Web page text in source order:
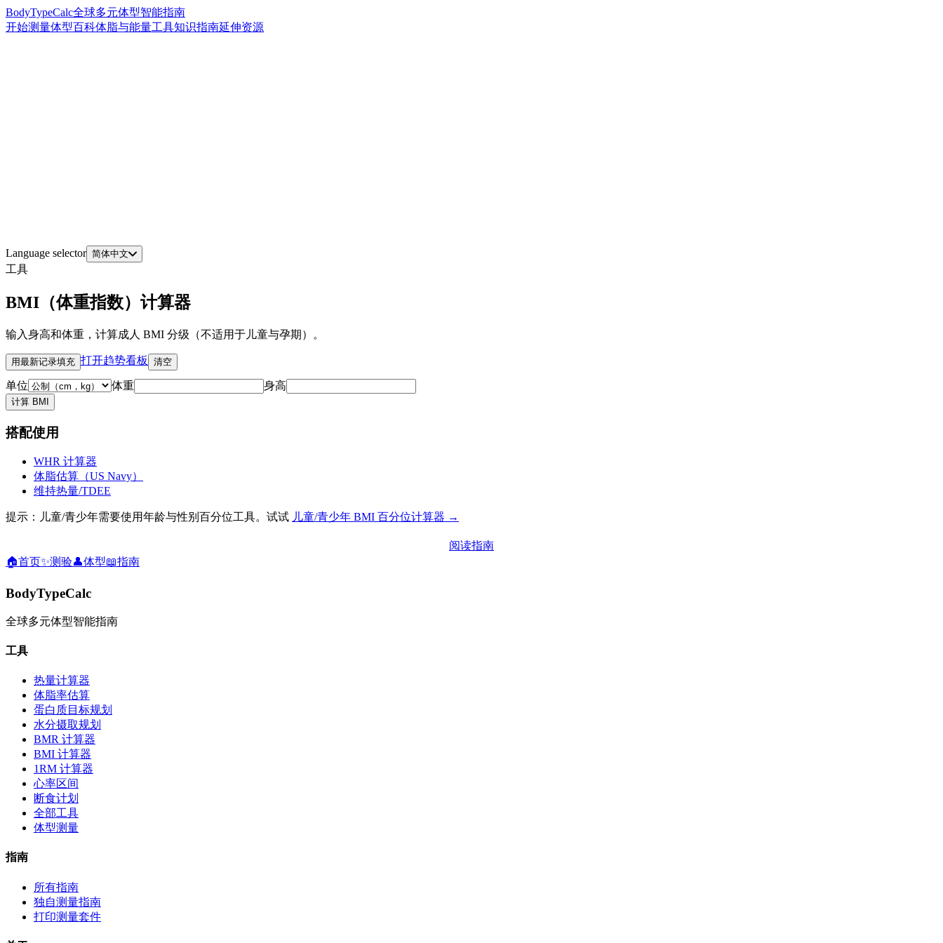
BodyTypeCalc全球多元体型智能指南
开始测量体型百科体脂与能量工具知识指南延伸资源
Language selector 简体中文
工具
BMI（体重指数）计算器
输入身高和体重，计算成人 BMI 分级（不适用于儿童与孕期）。
用最新记录填充 打开趋势看板 清空
单位 体重 身高
计算 BMI
搭配使用
WHR 计算器
体脂估算（US Navy）
维持热量/TDEE
提示：儿童/青少年需要使用年龄与性别百分位工具。试试 儿童/青少年 BMI 百分位计算器 →
阅读指南
🏠首页✨测验👤体型📖指南
BodyTypeCalc
全球多元体型智能指南
工具
热量计算器
体脂率估算
蛋白质目标规划
水分摄取规划
BMR 计算器
BMI 计算器
1RM 计算器
心率区间
断食计划
全部工具
体型测量
指南
所有指南
独自测量指南
打印测量套件